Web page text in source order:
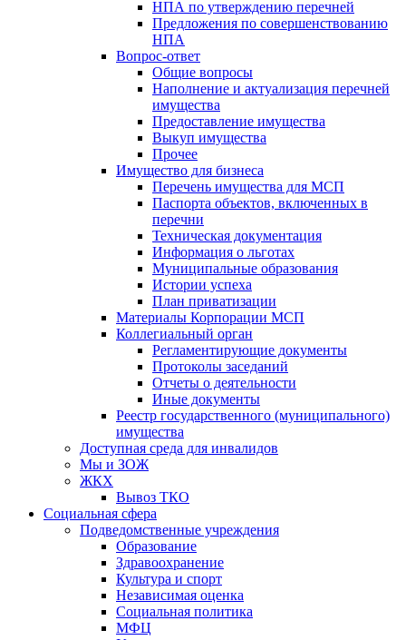
НПА по утверждению перечней
Предложения по совершенствованию
НПА
Вопрос-ответ
Общие вопросы
Наполнение и актуализация перечней
имущества
Предоставление имущества
Выкуп имущества
Прочее
Имущество для бизнеса
Перечень имущества для МСП
Паспорта объектов, включенных в
перечни
Техническая документация
Информация о льготах
Муниципальные образования
Истории успеха
План приватизации
Материалы Корпорации МСП
Коллегиальный орган
Регламентирующие документы
Протоколы заседаний
Отчеты о деятельности
Иные документы
Реестр государственного (муниципального)
имущества
Доступная среда для инвалидов
Мы и ЗОЖ
ЖКХ
Вывоз ТКО
Социальная сфера
Подведомственные учреждения
Образование
Здравоохранение
Культура и спорт
Независимая оценка
Социальная политика
МФЦ